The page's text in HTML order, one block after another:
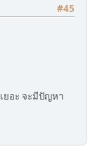
#45
ยอะ จะมีปัญหา